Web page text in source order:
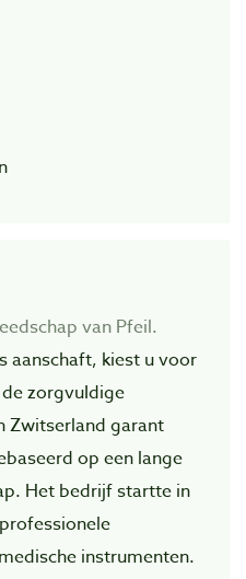
van Pfeil.
aanschaft, kiest u voor
zorgvuIdige
Zwitserland garant
op een lange
Het bedrijf startte in
instrumenten.